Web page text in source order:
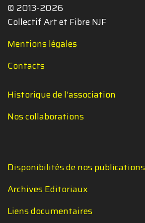
© 2013-2026
Collectif Art et Fibre NJF
Mentions légales
Contacts
Historique de l'association
Nos collaborations
Disponibilités de nos publications
Archives Editoriaux
Liens documentaires